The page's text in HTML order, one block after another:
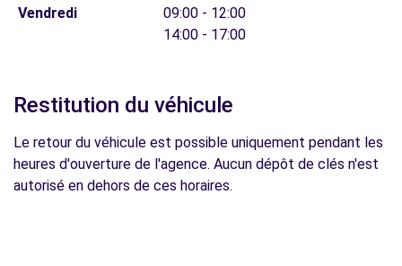
Vendredi
09:00 - 12:00
14:00 - 17:00
Restitution du véhicule
Le retour du véhicule est possible uniquement pendant les
heures d'ouverture de l'agence. Aucun dépôt de clés n'est
autorisé en dehors de ces horaires.